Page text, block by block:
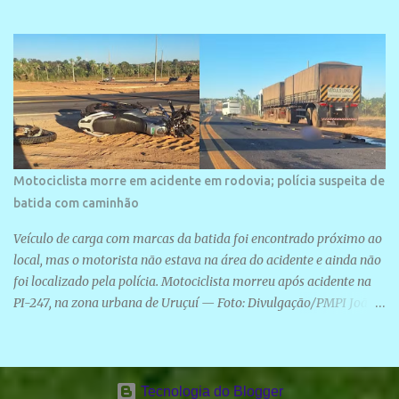
Motociclista morre em acidente em rodovia; polícia suspeita de
batida com caminhão
Veículo de carga com marcas da batida foi encontrado próximo ao
local, mas o motorista não estava na área do acidente e ainda não
foi localizado pela polícia. Motociclista morreu após acidente na
PI-247, na zona urbana de Uruçuí — Foto: Divulgação/PMPI João
A Polícia Militar informou que um caminhão com marcas de
colisão foi encontrado próximo ao local. Segundo o 10º Batalhão
Tecnologia do Blogger